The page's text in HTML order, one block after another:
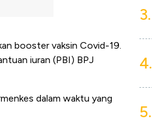
booster vaksin Covid-19.
iuran (PBI) BPJ
dalam waktu yang
3.
4.
5.